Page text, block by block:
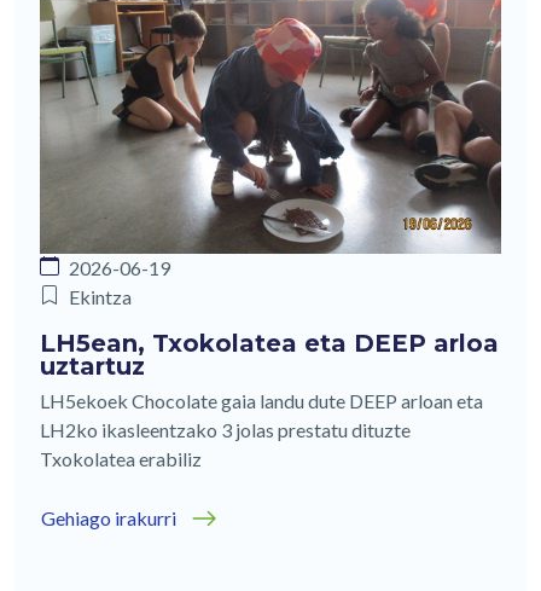
2026-06-19
Ekintza
LH5ean, Txokolatea eta DEEP arloa
uztartuz
LH5ekoek Chocolate gaia landu dute DEEP arloan eta
LH2ko ikasleentzako 3 jolas prestatu dituzte
Txokolatea erabiliz
Gehiago irakurri